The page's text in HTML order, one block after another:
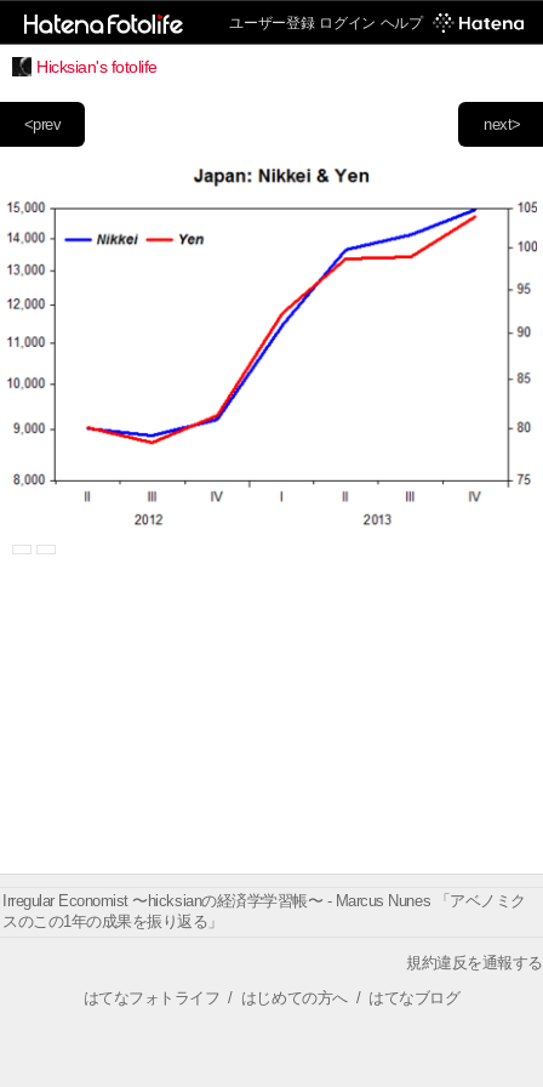
ユーザー登録 ログイン ヘルプ
Hicksian's fotolife
next>
<prev
Irregular Economist 〜hicksianの経済学学習帳〜 - Marcus Nunes 「アベノミク
スのこの1年の成果を振り返る」
規約違反を通報する
はてなフォトライフ / はじめての方へ/ はてなブログ